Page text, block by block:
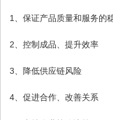
1、保证产品质量和服务的
2、控制成品、提升效率
3、降低供应链风险
4、促进合作、改善关系